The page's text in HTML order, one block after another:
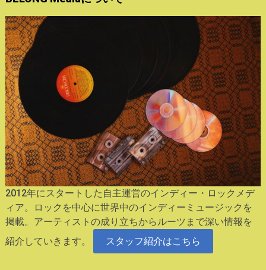
2012年にスタートした自主運営のインディー・ロックメデ
ィア。ロックを中心に世界中のインディーミュージックを
掲載。アーティストの成り立ちからルーツまで深い情報を
紹介していきます。
スタッフ紹介はこちら